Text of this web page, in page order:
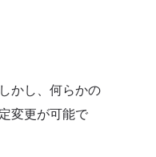
かし、何らかの
変更が可能で